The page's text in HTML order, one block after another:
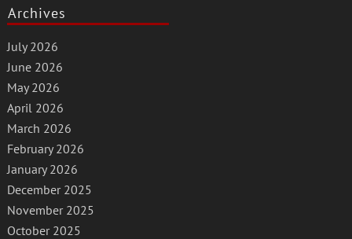
Archives
July 2026
June 2026
May 2026
April 2026
March 2026
February 2026
January 2026
December 2025
November 2025
October 2025